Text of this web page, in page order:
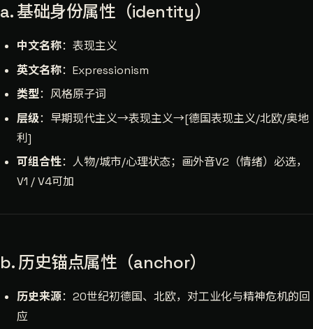
a. 基础身份属性（identity）
中文名称：表现主义
英文名称：Expressionism
类型：风格原子词
层级：早期现代主义→表现主义→[德国表现主义/北欧/奥地
利]
可组合性：人物/城市/心理状态；画外音V2（情绪）必选，
V1 / V4可加
b. 历史锚点属性（anchor）
历史来源：20世纪初德国、北欧，对工业化与精神危机的回
应